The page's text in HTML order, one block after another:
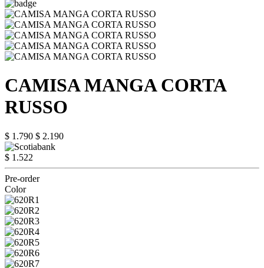
CAMISA MANGA CORTA
RUSSO
$ 1.790 $ 2.190
$ 1.522
Pre-order
Color